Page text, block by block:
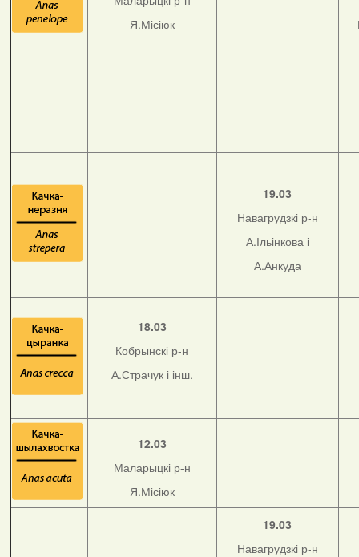
Я.Місіюк
19.03
Навагрудзкі р-н
А.Ільінкова і
А.Анкуда
18.03
Кобрынскі р-н
А.Страчук і інш.
12.03
Маларыцкі р-н
Я.Місіюк
19.03
Навагрудзкі р-н